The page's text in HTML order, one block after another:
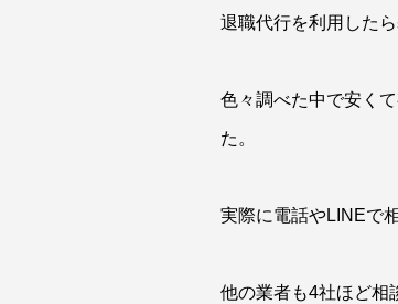
退職代行を利用した
色々調べた中で安く
た。
実際に電話やLINEで
他の業者も4社ほど相